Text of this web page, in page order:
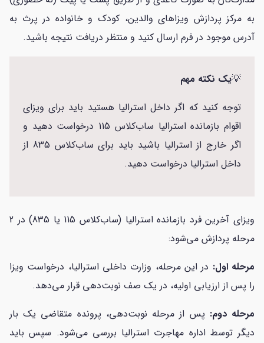
به مرکز پردازش ویزاهای والدین، کودک و خانواده در پرث به
آدرس موجود در فرم ارسال کنید و منتظر دریافت نتیجه باشید.
💡یک نکته مهم
توجه کنید که اگر داخل استرالیا هستید باید برای ویزای
اقوام بازمانده استرالیا ساب‌کلاس 115 درخواست دهید و
اگر خارج از استرالیا باشید باید برای ساب‌کلاس 835 از
داخل استرالیا درخواست دهید.
ویزای آخرین فرد بازمانده استرالیا (ساب‌کلاس 115 یا 835) در 2
مرحله پردازش می‌شود:
مرحله اول: در این مرحله، وزارت داخلی استرالیا، درخواست ویزا
را پس از ارزیابی اولیه، در یک صف نوبت‌دهی قرار می‌دهد.
مرحله دوم: پس از مرحله نوبت‌دهی، پرونده متقاضی یک بار
دیگر توسط اداره مهاجرت استرالیا بررسی می‌شود. سپس باید